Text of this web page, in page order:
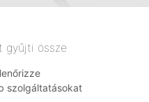
gyűjti össze
szolgáltatásokat